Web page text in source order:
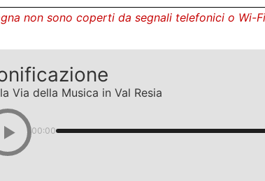
non sono coperti da segnali telefonici o Wi-
Via della Musica in Val Resia
00:00